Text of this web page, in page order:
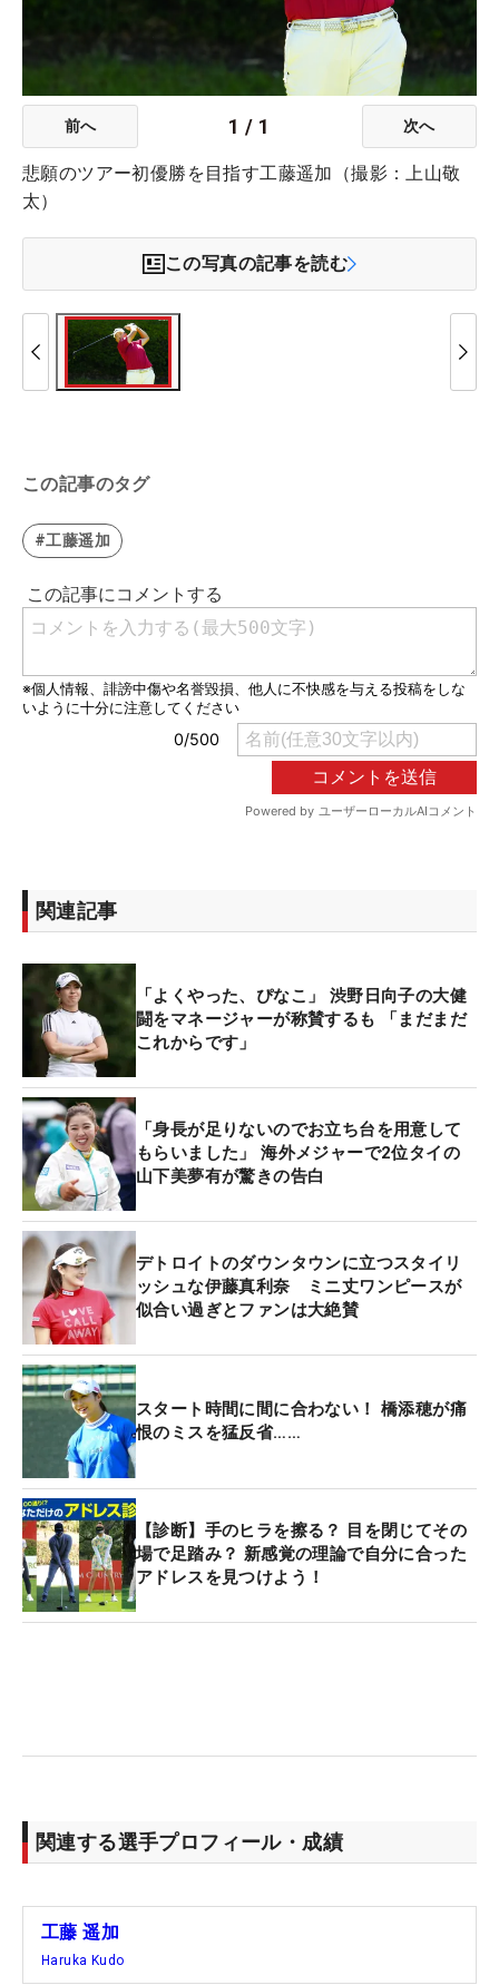
前へ 1 / 1 次へ
悲願のツアー初優勝を目指す工藤遥加（撮影：上山敬
太）
この写真の記事を読む
この記事のタグ
#工藤遥加
関連記事
「よくやった、ぴなこ」 渋野日向子の大健
闘をマネージャーが称賛するも 「まだまだ
これからです」
「身長が足りないのでお立ち台を用意して
もらいました」 海外メジャーで2位タイの
山下美夢有が驚きの告白
デトロイトのダウンタウンに立つスタイリ
ッシュな伊藤真利奈 ミニ丈ワンピースが
似合い過ぎとファンは大絶賛
スタート時間に間に合わない！ 橋添穂が痛
恨のミスを猛反省……
【診断】手のヒラを擦る？ 目を閉じてその
場で足踏み？ 新感覚の理論で自分に合った
アドレスを見つけよう！
関連する選手プロフィール・成績
工藤 遥加
Haruka Kudo